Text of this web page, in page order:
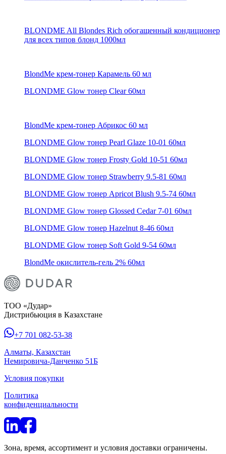
BLONDME All Blondes Rich обогащенный кондиционер
для всех типов блонд 1000мл
BlondMe крем-тонер Карамель 60 мл
BLONDME Glow тонер Clear 60мл
BlondMe крем-тонер Абрикос 60 мл
BLONDME Glow тонер Pearl Glaze 10-01 60мл
BLONDME Glow тонер Frosty Gold 10-51 60мл
BLONDME Glow тонер Strawberry 9.5-81 60мл
BLONDME Glow тонер Apricot Blush 9.5-74 60мл
BLONDME Glow тонер Glossed Cedar 7-01 60мл
BLONDME Glow тонер Hazelnut 8-46 60мл
BLONDME Glow тонер Soft Gold 9-54 60мл
BlondMe окислитель-гель 2% 60мл
ТОО «Дудар»
Дистрибьюция в Казахстане
+7 701 082-53-38
Алматы, Казахстан
Немировича-Данченко 51Б
Условия покупки
Политика
конфиденциальности
Зона, время, ассортимент и условия доставки ограничены.